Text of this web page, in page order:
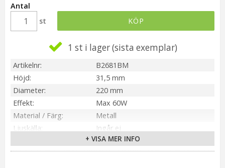
Antal
st
KÖP
1 st i lager
Artikelnr
B2681BM
Höjd
31,5 mm
Diameter
220 mm
Effekt
Max 60W
Material / Färg
Metall
Ljuskälla
Ingår ej
E27
Kabellängd
1,4m transparent sladd
+ VISA MER INFO